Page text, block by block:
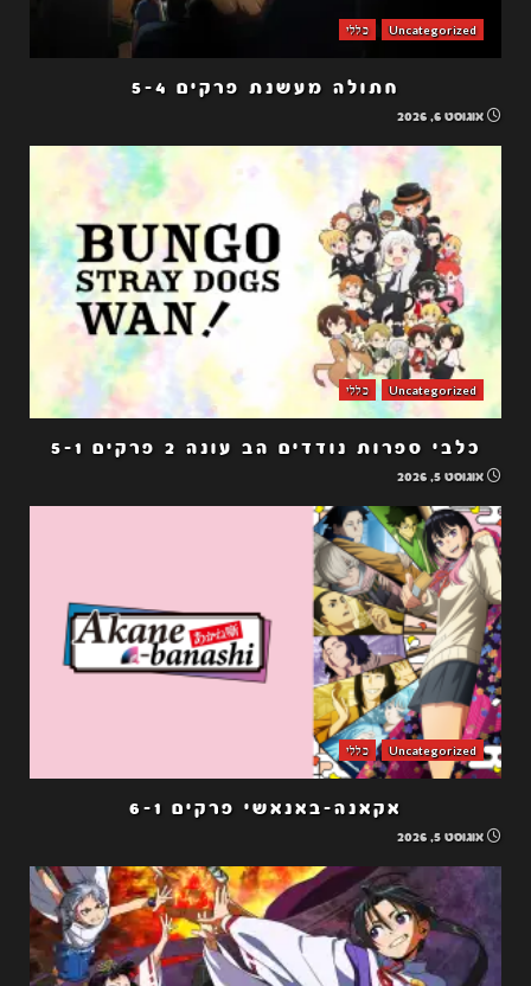
Uncategorized כללי
חתולה מעשנת פרקים 5-4
אוגוסט 6, 2026
Uncategorized כללי
כלבי ספרות נודדים הב עונה 2 פרקים 5-1
אוגוסט 5, 2026
Uncategorized כללי
אקאנה-באנאשי פרקים 6-1
אוגוסט 5, 2026